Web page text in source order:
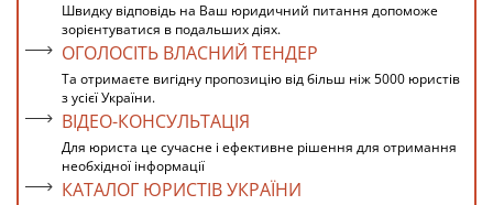
Швидку відповідь на Ваш юридичний питання допоможе
зорієнтуватися в подальших діях.
ОГОЛОСІТЬ ВЛАСНИЙ ТЕНДЕР
Та отримаєте вигідну пропозицію від більш ніж 5000 юристів
з усієї України.
ВІДЕО-КОНСУЛЬТАЦІЯ
Для юриста це сучасне і ефективне рішення для отримання
необхідної інформації
КАТАЛОГ ЮРИСТІВ УКРАЇНИ